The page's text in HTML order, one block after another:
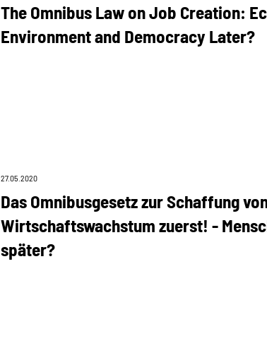
The Omnibus Law on Job Creation:
Environment and Democracy Later?
27.05.2020
Das Omnibusgesetz zur Schaffung
Wirtschaftswachstum zuerst! -
später?